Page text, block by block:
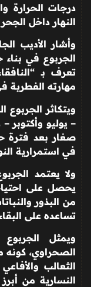
درجات الحرارة
النهار داخل
وأشار الأديب
الجربوع في
تعرف بـ
مهارته الفطرية
ويتكاثر الجربوع
في استمرارية
ولا يعتمد
يحصل على
من البذور
تساعده على
ويمثل
الصحراوي، كونه
الثعالب
النسارية من